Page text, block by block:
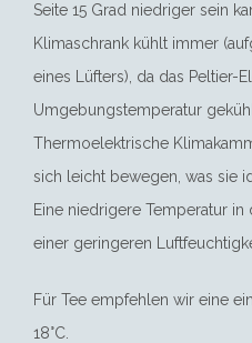
Seite 15 Grad niedriger sein
Klimaschrank kühlt immer
eines Lüfters), da das Peltier-
Umgebungstemperatur
Thermoelektrische
sich leicht bewegen, was sie
Eine niedrigere Temperatur
einer geringeren
Für Tee empfehlen wir eine
18°C.